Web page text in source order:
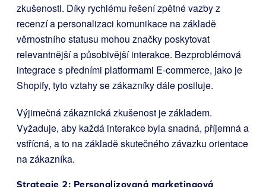
zkušenosti. Díky rychlému řešení zpětné vazby z
recenzí a personalizaci komunikace na základě
věrnostního statusu mohou značky poskytovat
relevantnější a působivější interakce. Bezproblémová
integrace s předními platformami E-commerce, jako je
Shopify, tyto vztahy se zákazníky dále posiluje.
Výjimečná zákaznická zkušenost je základem.
Vyžaduje, aby každá interakce byla snadná, příjemná a
vstřícná, a to na základě skutečného závazku orientace
na zákazníka.
Strategie 2: Personalizovaná marketingová